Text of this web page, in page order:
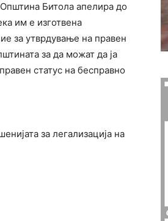
Битола апелира до
им е изготвена
за утврдување на правен
за да можат да ја
статус на бесправно
за легализација на